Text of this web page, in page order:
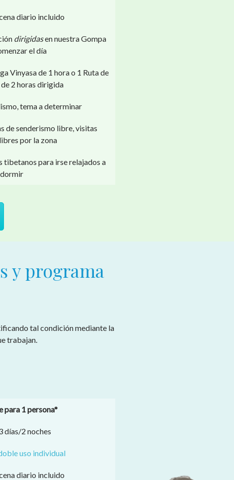
diario incluido
dirigidasen nuestra Gompa
el día
Vinyasa de 1 hora o 1 Ruta de
2 horas dirigida
tema a determinar
de senderismo libre, visitas
por la zona
tibetanos para irse relajados a
dormir
y programa
tal condición mediante la
trabajan.
para 1 persona*
días/2 noches
uso individual
diario incluido